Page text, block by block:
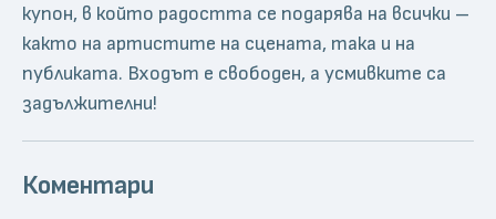
купон, в който радостта се подарява на всички –
както на артистите на сцената, така и на
публиката. Входът е свободен, а усмивките са
задължителни!
Коментари